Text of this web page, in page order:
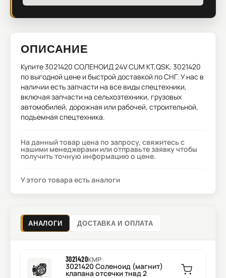
ОПИСАНИЕ
Купите3021420 СОЛЕНОИД 24V CUM KT,QSK, 3021420
по выгодной цене и быстрой доставкой по СНГ. У нас в
наличии есть запчасти на все виды спецтехники,
включая запчасти на сельхозтехники, грузовых
автомобилей, дорожная или рабочей, строительной,
подъемная спецтехника.
На данный товар цена по запросу, свяжитесь с
нашими менеджерами или отправьте заявку чтобы
получить точную информацию о цене.
У этого товара есть аналоги
АНАЛОГИ ДОСТАВКА И ОПЛАТА
3021420KMP
3021420 Соленоид (магнит)
клапана отсечки тнвд 2